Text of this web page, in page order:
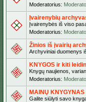
Moderatorius:
Įvairenybių
Įvairenybės iš viso
Moderatorius:
Žinios iš įvairių
Archyviniai duomenys
KNYGOS ir kiti
Knygų naujienos,
Moderatorius:
MAINŲ KNYGYNAS
Galite siūlyti savo